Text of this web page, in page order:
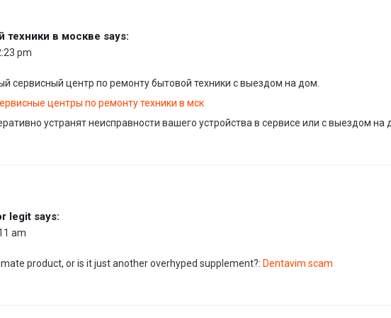
техники в москве says:
pm
сервисный центр по ремонту бытовой техники с выездом на дом.
центры по ремонту техники в мск
устранят неисправности вашего устройства в сервисе или с выездом на
legit says:
am
product, or is it just another overhyped supplement?: Dentavim scam